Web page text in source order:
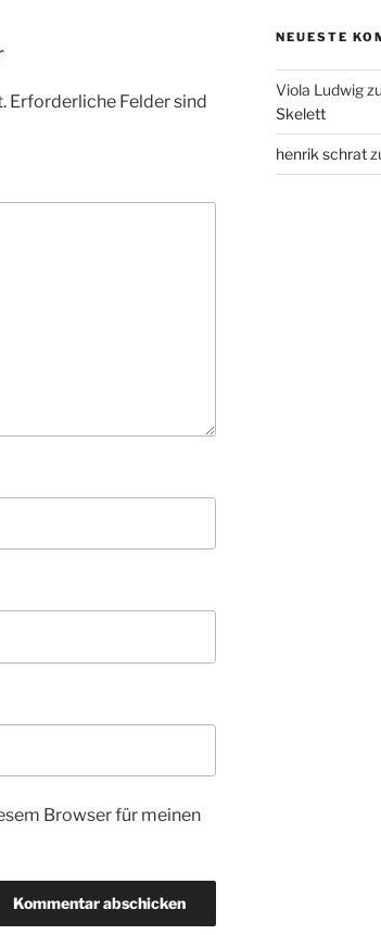
Erforderliche Felder sind
Browser für meinen
NEUESTE
Viola Ludwig
Skelett
henrik schrat